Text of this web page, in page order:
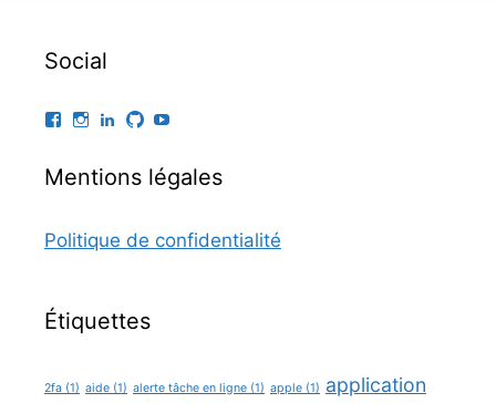
Social
Facebook
Instagram
LinkedIn
GitHub
Mentions légales
Politique de confidentialité
Étiquettes
2fa (1) aide (1) alerte tâche en ligne (1) apple (1) application